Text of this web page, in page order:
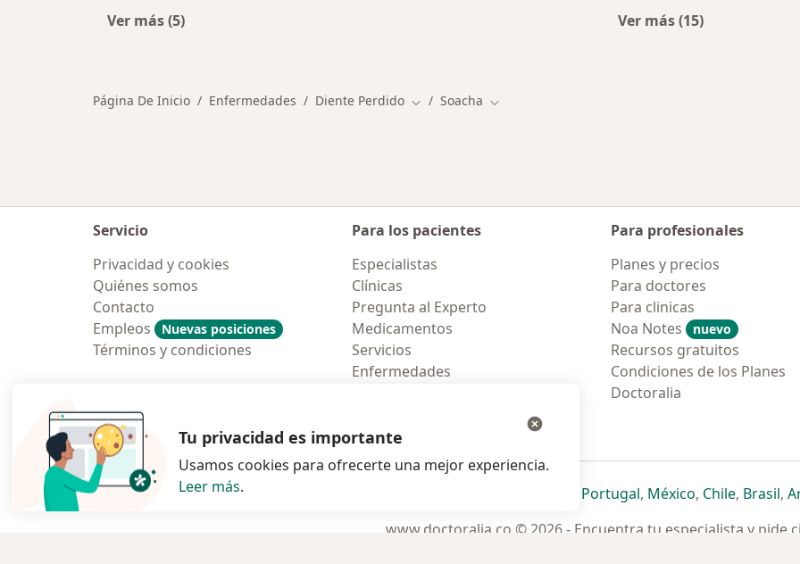
Ver más (5)
Ver más (15)
Página De Inicio Enfermedades Diente Perdido Cambiar de ciudad
Soacha Cambiar de ciudad
Servicio
Privacidad y cookies
Quiénes somos
Contacto
Empleos
Nuevas posiciones
Términos y condiciones
Para los pacientes
Especialistas
Clínicas
Pregunta al Experto
Medicamentos
Servicios
Enfermedades
Para profesionales
Planes y precios
Para doctores
Para clinicas
Noa Notes
nuevo
Recursos gratuitos
Condiciones de los Planes
Doctoralia
Polska se abre en una nueva pestaña
se abre en una nueva pestaña
se abre en una nueva pestaña
se abre en una nueva pestaña
Portugalse abre en una nueva
, Méxicose abre en una
, Chilese abre
, Brasilse
,
www.doctoralia.co © 2026 - Encuentra tu especialista y pide
Tu privacidad es importante
Usamos cookies para ofrecerte una mejor experiencia.
Leer más.